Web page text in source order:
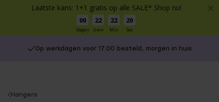
Laatste kans: 1+1 gratis op alle SALE* Shop nu!
00
Dagen
22
Uren
22
Min
20
Sec
Op werkdagen voor 17:00 besteld, morgen in huis
You
Hangers